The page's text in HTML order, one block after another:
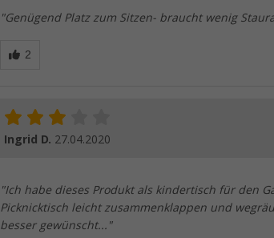
"Genügend Platz zum Sitzen- braucht wenig
Ingrid D. 27.04.2020
"Ich habe dieses Produkt als kindertisch für den
Picknicktisch leicht zusammenklappen und
besser gewünscht..."